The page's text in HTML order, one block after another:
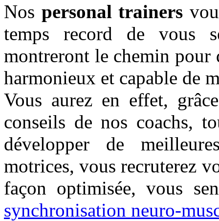
Nos personal trainers
temps record de vous
montreront le chemin pour
harmonieux et capable de
Vous aurez en effet,
conseils de nos coachs,
développer de
motrices, vous recruterez
façon optimisée, vous
synchronisation neuro-